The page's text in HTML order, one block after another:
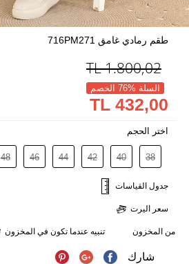
طقم رمادي غامق 716PM271
1.800,02
TL
السلة %76 الخصم
432,00 TL
اختر الحجم
38
40
42
44
46
48
جدول القياسات
سعر اليرت
من المخزون تنبيه عندما تكون في المخزون
شارك